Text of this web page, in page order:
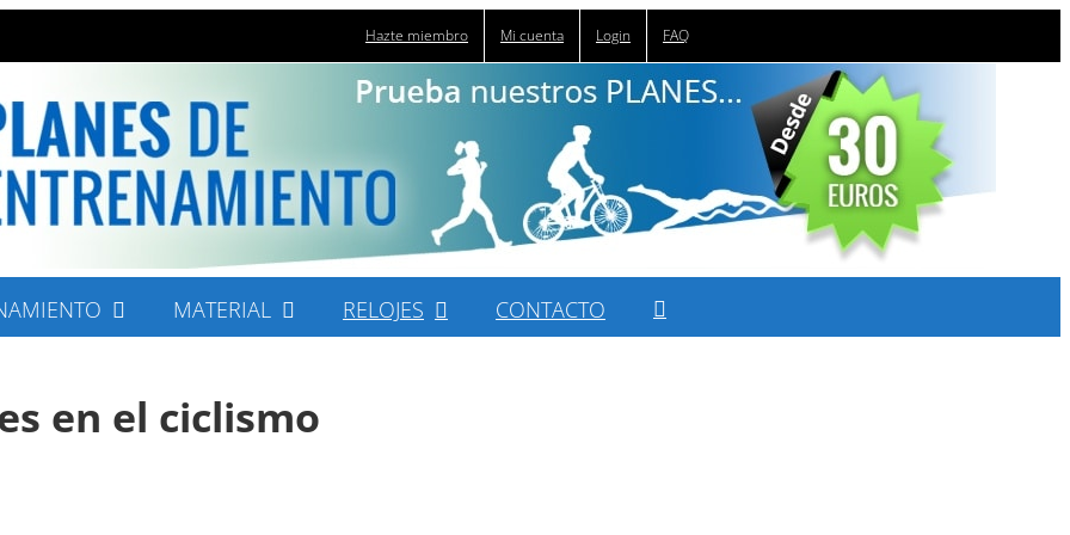
Hazte miembro Mi cuenta Login FAQ
MATERIAL RELOJES CONTACTO
en el ciclismo